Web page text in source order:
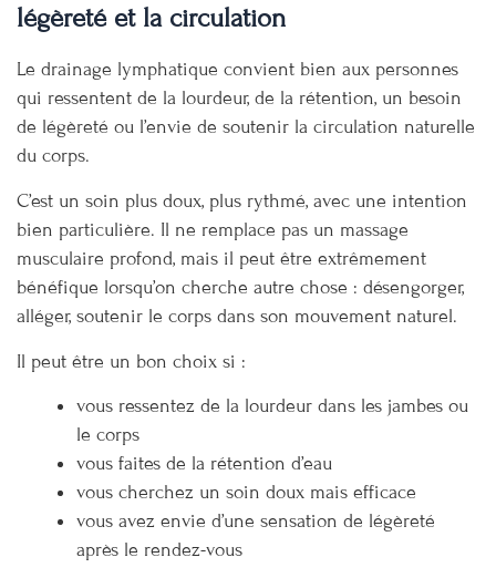
légèreté et la circulation
Le drainage lymphatique convient bien aux personnes
qui ressentent de la lourdeur, de la rétention, un besoin
de légèreté ou l’envie de soutenir la circulation naturelle
du corps.
C’est un soin plus doux, plus rythmé, avec une intention
bien particulière. Il ne remplace pas un massage
musculaire profond, mais il peut être extrêmement
bénéfique lorsqu’on cherche autre chose : désengorger,
alléger, soutenir le corps dans son mouvement naturel.
Il peut être un bon choix si :
vous ressentez de la lourdeur dans les jambes ou
le corps
vous faites de la rétention d’eau
vous cherchez un soin doux mais efficace
vous avez envie d’une sensation de légèreté
après le rendez-vous